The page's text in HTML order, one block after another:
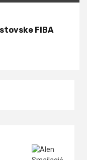
FIBA